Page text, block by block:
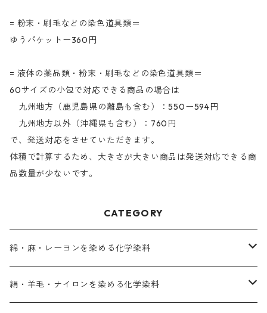
= 粉末・刷毛などの染色道具類＝
ゆうパケットー360円
= 液体の薬品類・粉末・刷毛などの染色道具類＝
60サイズの小包で対応できる商品の場合は
九州地方（鹿児島県の離島も含む）：550ー594円
九州地方以外（沖縄県も含む）：760円
で、発送対応をさせていただきます。
体積で計算するため、大きさが大きい商品は発送対応できる商
品数量が少ないです。
CATEGORY
綿・麻・レーヨンを染める化学染料
直接染料－染色手順が簡単
絹・羊毛・ナイロンを染める化学染料